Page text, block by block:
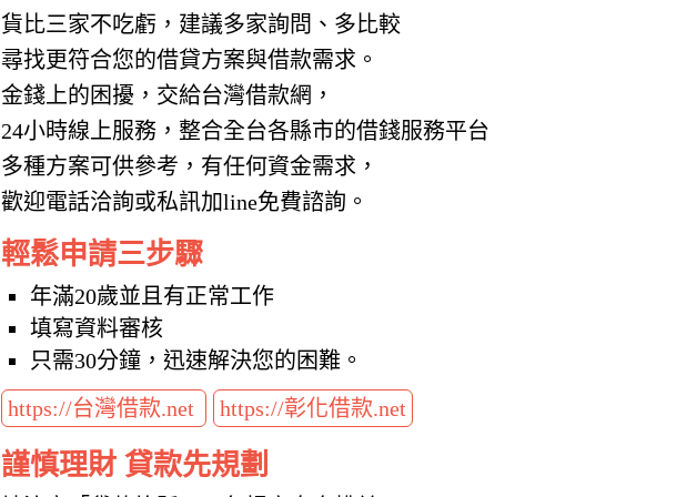
貨比三家不吃虧，建議多家詢問、多比較
尋找更符合您的借貸方案與借款需求。
金錢上的困擾，交給台灣借款網，
24小時線上服務，整合全台各縣市的借錢服務平台
多種方案可供參考，有任何資金需求，
歡迎電話洽詢或私訊加line免費諮詢。
輕鬆申請三步驟
年滿20歲並且有正常工作
填寫資料審核
只需30分鐘，迅速解決您的困難。
https://台灣借款.net
https://彰化借款.net
謹慎理財 貸款先規劃